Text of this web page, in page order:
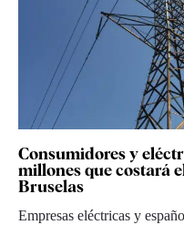
Consumidores y
millones que costará
Bruselas
Empresas eléctricas y